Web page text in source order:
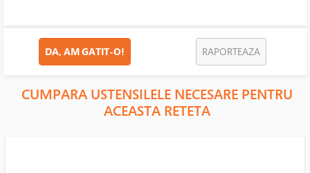
DA, AM GATIT-O! RAPORTEAZA
CUMPARA USTENSILELE NECESARE PENTRU
ACEASTA RETETA